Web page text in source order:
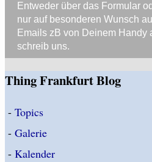
Entweder über das Formular
nur auf besonderen Wunsch
Emails zB von Deinem Handy
schreib uns.
Thing Frankfurt Blog
- Topics
- Galerie
- Kalender